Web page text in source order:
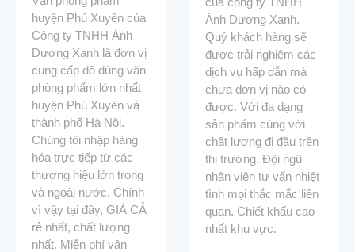
huyện Phú Xuyên của
Công ty TNHH Ánh
Dương Xanh là đơn vị
cung cấp đồ dùng văn
phòng phẩm lớn nhất
huyện Phú Xuyên và
thành phố Hà Nội.
Chúng tôi nhập hàng
hóa trực tiếp từ các
thương hiệu lớn trong
và ngoài nước. Chính
vì vậy tại đây, GIÁ CẢ
rẻ nhất, chất lượng
nhất. Miễn phí vận
Ánh Dương Xanh.
Quý khách hàng sẽ
được trải nghiệm các
dịch vụ hấp dẫn mà
chưa đơn vị nào có
được. Với đa dạng
sản phẩm cùng với
chât lượng đi đầu trên
thị trường. Đội ngũ
nhân viên tư vấn nhiệt
tình mọi thắc mắc liên
quan. Chiết khấu cao
nhất khu vực.